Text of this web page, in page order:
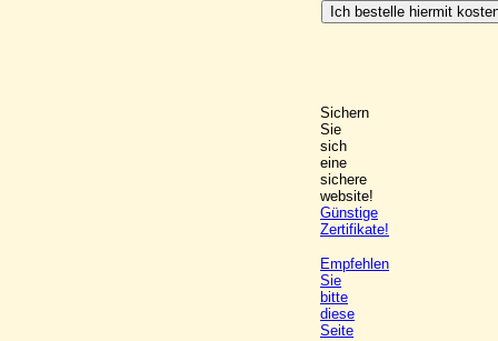
Sichern
Sie
sich
eine
sichere
website!
Günstige
Zertifikate!
Empfehlen
Sie
bitte
diese
Seite